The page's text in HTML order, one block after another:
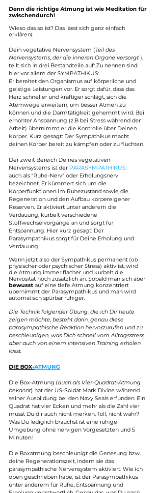
Denn die richtige Atmung ist wie Meditation für
zwischendurch!
Wieso das so ist? Das lässt sich ganz einfach
erklären:
Dein vegetative Nervensystem (Teil des
Nervensystems, der die inneren Organe versorgt ),
teilt sich in drei Bestandteile auf: Zu nennen sind
hier vor allem der SYMPATHIKUS:
Er bereitet den Organismus auf körperliche und
geistige Leistungen vor. Er sorgt dafür, dass das
Herz schneller und kräftiger schlägt, sich die
Atemwege erweitern, um besser Atmen zu
können und die Darmtätigkeit gehemmt wird. Bei
erhöhter Anspannung (z.B bei Stress während der
Arbeit) übernimmt er die Kontrolle über Deinen
Körper. Kurz gesagt: Der Sympathikus macht
deinen Körper bereit zu kämpfen oder zu flüchten.
Der zweit Bereich Deines vegetativen
Nervensystems ist der PARASYMPATHIKUS:
auch als "Ruhe-Nerv" oder Erholungsnerv
bezeichnet. Er kümmert sich um die
Körperfunktionen im Ruhezustand sowie die
Regeneration und den Aufbau körpereigener
Reserven. Er aktiviert unter anderem die
Verdauung, kurbelt verschiedene
Stoffwechselvorgänge an und sorgt für
Entspannung. Hier kurz gesagt: Der
Parasympathikus sorgt für Deine Erholung und
Verdauung.
Wenn jetzt also der Sympathikus permanent (ob
physischer oder psychischer Stress) aktiv ist, wird
die Atmung immer flacher und kurbelt die
Nervosität noch zusätzlich an. Sobald man sich aber
bewusst auf eine tiefe Atmung konzentriert
übernimmt der Parasympathikus und man wird
automatisch spürbar ruhiger.
Die Technik folgender Übung, die ich Dir heute
zeigen möchte, besteht darin, genau diese
parasympathische Reaktion hervorzurufen und zu
beschleunigen, was Dich schnell vom Alltagsstress
aber auch von einem intensiven Training erholen
lässt.
DIE BOX-ATMUNG
Die Box-Atmung (auch als Vier-Quadrat-Atmung
bekannt) hat der US-Soldat Mark Divine während
seiner Ausbildung bei den Navy Seals erfunden. Ein
Quadrat hat vier Ecken und mehr als die Zahl vier
musst Du dir auch nicht merken. Toll, nicht wahr?
Was Du lediglich brauchst ist eine ruhige
Umgebung ohne nervigen Vorgesetzten und 5
Minuten!
Die Boxatmung beschleunigt die Genesung bzw.
deine Regenerationszeit, indem sie das
parasympathische Nervensystem aktiviert. Wie ich
oben geschrieben habe, ist der Parasympathikus
unter anderem für Ruhe, Entspannung und